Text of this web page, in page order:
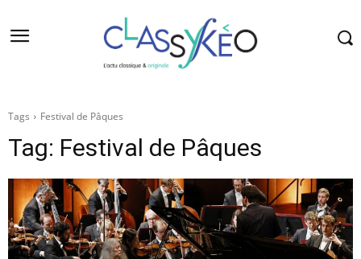
Tags Festival de Pâques
Tag: Festival de Pâques